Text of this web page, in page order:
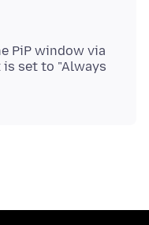
PiP window via
is set to "Always